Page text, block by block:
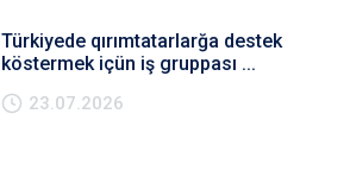
Türkiyede qırımtatarlarğa destek
köstermek içün iş gruppası ...
23.07.2026